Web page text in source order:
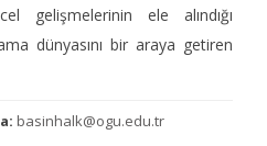
gelişmelerinin ele alındığı
dünyasını bir araya getiren
basinhalk@ogu.edu.tr